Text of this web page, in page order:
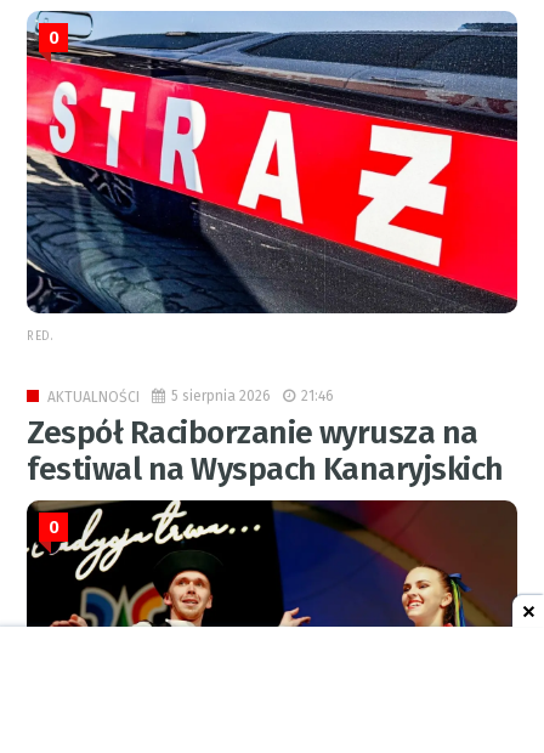
0
RED.
AKTUALNOŚCI 5 sierpnia 2026 21:46
Zespół Raciborzanie wyrusza na
festiwal na Wyspach Kanaryjskich
0